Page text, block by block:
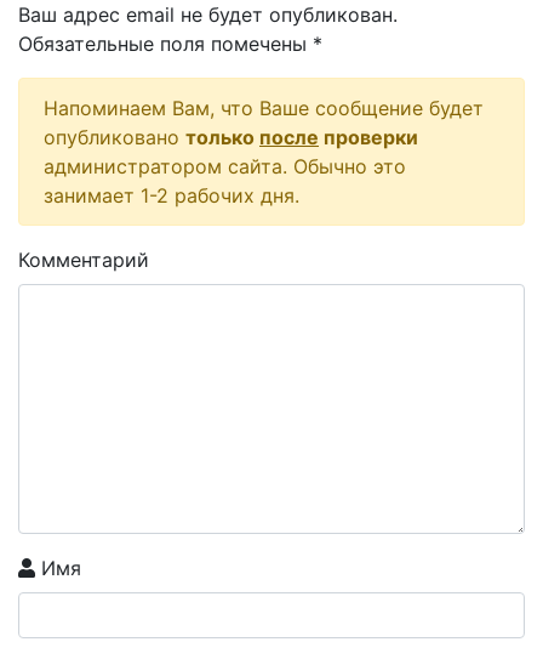
Ваш адрес email не будет опубликован.
Обязательные поля помечены *
Напоминаем Вам, что Ваше сообщение будет
опубликовано только после проверки
администратором сайта. Обычно это
занимает 1-2 рабочих дня.
Комментарий
Имя